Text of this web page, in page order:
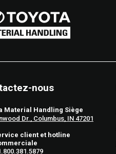
nous
Material Handling Siège
Dr., Columbus, IN 47201
client et hotline